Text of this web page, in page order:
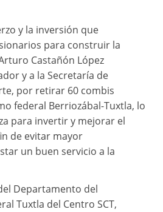
y la inversión que
para construir la
Castañón López
y a la Secretaría de
por retirar 60 combis
federal Berriozábal-Tuxtla, lo
para invertir y mejorar el
de evitar mayor
un buen servicio a la
Departamento del
Tuxtla del Centro SCT,